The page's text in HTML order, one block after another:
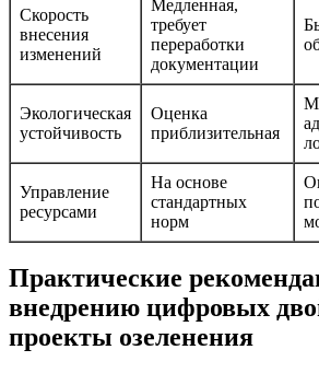
Скорость
внесения
изменений
Медленная,
требует
переработки
документации
Экологическая
устойчивость
Оценка
приблизительная
Управление
ресурсами
На основе
стандартных
норм
Практические
внедрению цифровых
проекты озеленения